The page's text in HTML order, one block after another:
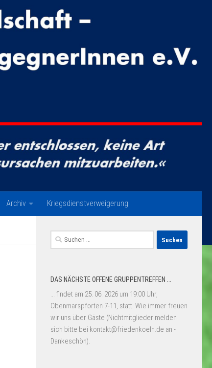
Archiv Kriegsdienstverweigerung
Suchen
nach:
DAS NÄCHSTE OFFENE GRUPPENTREFFEN ...
... findet am 25. 06. 2026 um 19:00 Uhr,
Obenmarspforten 7-11, statt. Wie immer freuen
wir uns über Gäste (Nichtmitglieder melden
sich bitte bei kontakt@friedenkoeln.de an -
Dankeschön).